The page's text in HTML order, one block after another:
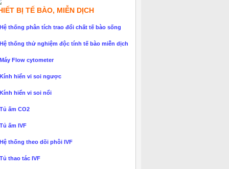
BỊ TẾ BÀO, MIỄN DỊCH
thống phân tích trao đổi chất tế bào sống
thống thử nghiệm độc tính tế bào miễn dịch
Flow cytometer
hiển vi soi ngược
hiển vi soi nổi
ấm CO2
ấm IVF
thống theo dõi phôi IVF
thao tác IVF